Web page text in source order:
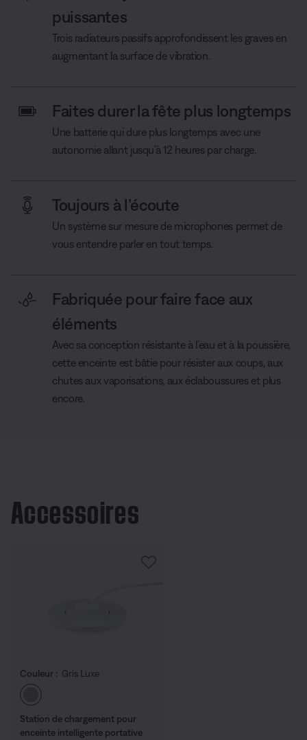
puissantes
Trois radiateurs passifs approfondissent les graves en
augmentant la surface de vibration.
Faites durer la fête plus longtemps
Une batterie qui dure plus longtemps avec une
autonomie allant jusqu’à 12 heures par charge.
Toujours à l’écoute
Un système sur mesure de microphones permet de
vous entendre parler en tout temps.
Fabriquée pour faire face aux
éléments
Avec sa conception résistante à l’eau et à la poussière,
cette enceinte est bâtie pour résister aux coups, aux
chutes aux vaporisations, aux éclaboussures et plus
encore.
Accessoires
Couleur : Gris Luxe
Choisissez la couleur
Station de chargement pour
enceinte intelligente portative